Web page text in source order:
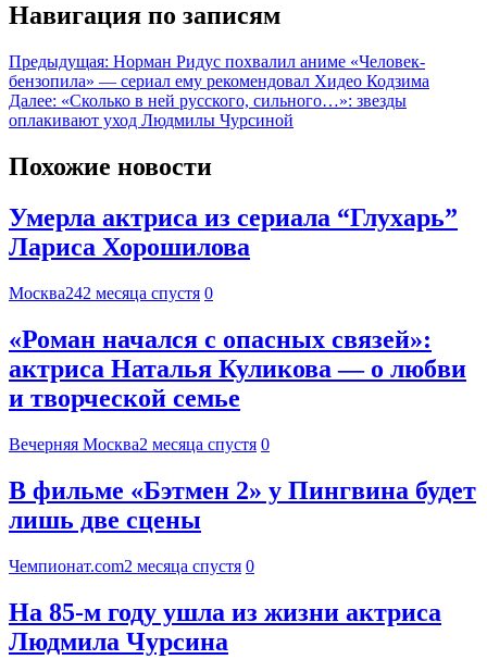
Навигация по записям
Предыдущая: Норман Ридус похвалил аниме «Человек-
бензопила» — сериал ему рекомендовал Хидео Кодзима
Далее: «Сколько в ней русского, сильного…»: звезды
оплакивают уход Людмилы Чурсиной
Похожие новости
Умерла актриса из сериала “Глухарь”
Лариса Хорошилова
Москва242 месяца спустя 0
«Роман начался с опасных связей»:
актриса Наталья Куликова — о любви
и творческой семье
Вечерняя Москва2 месяца спустя 0
В фильме «Бэтмен 2» у Пингвина будет
лишь две сцены
Чемпионат.com2 месяца спустя 0
На 85-м году ушла из жизни актриса
Людмила Чурсина